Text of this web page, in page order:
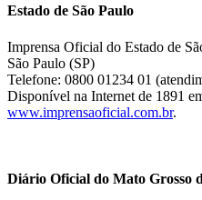
Estado de São Paulo
Imprensa Oficial do Estado de
São Paulo (SP)
Telefone: 0800 01234 01
Disponível na Internet de 1891
www.imprensaoficial.com.br.
Diário Oficial do Mato Grosso